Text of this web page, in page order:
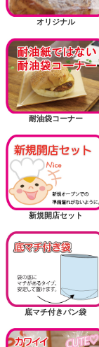
オリジナル
耐油袋コーナー
新規開店セット
底マチ付きパン袋